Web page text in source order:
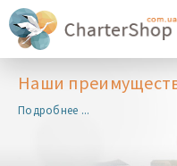
Наши
Подробнее ...